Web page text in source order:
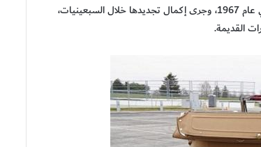
ولكنها أصبحت من ملكية “مؤسسة إنديانابوليس سبيدواي موتورز” في عام 1967، وجرى إكمال تجديدها خلال السبعينيات،
القديمة.